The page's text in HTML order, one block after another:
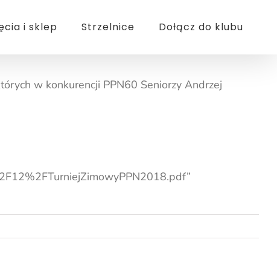
i sklep Strzelnice Dołącz do klubu
w konkurencji PPN60 Seniorzy Andrzej